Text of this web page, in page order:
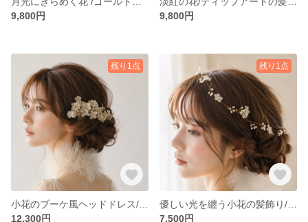
9,800円
9,800円
残り1点
12,300円
残り1点
7,500円